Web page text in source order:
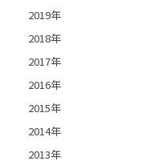
2019年
2018年
2017年
2016年
2015年
2014年
2013年